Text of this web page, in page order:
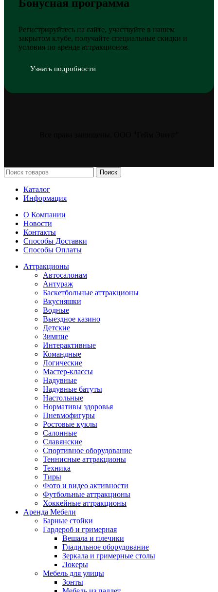
Бонусная программа
Регистрируйтесь на сайте, участвуйте в нашем
закрытом клубе, получайте специальные скидки и
условия по аренде аттракционов.
Узнать подробности
Поиск
Каталог
Информация
О Компании
Новости
Контакты
Способы Доставки
Способы Оплаты
Аттракционы
Автосалонам
Антураж
Баскетбольные аттракционы
Вкусняшки
Водные
Выездное казино
Детские
Зимние
Интерактивные
Командные
Логические
Мастер-классы
Надувные
Надувные батуты
Настольные
Нормативы здоровья
Пневмофигуры
Ростовые куклы
Салонные
Славянские
Спортивное оборудование
Теннисные аттракционы
Техника
Тиры
Фото и видео активности
Футбольные аттракционы
Хоккейные аттракционы
Аренда Мебели
Барные стойки
Гардероб и гримерная
Вешала и плечики
Гладильное оборудование
Зеркала и гримерные столы
Локеры
Мебель для улицы
Зонты